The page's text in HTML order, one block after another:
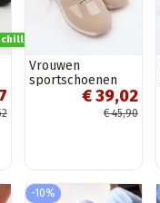
opties
Vrouwen
sportschoenen
met decoratieve
zandkleur Henira
€ 39,02
€ 45,90
-10%